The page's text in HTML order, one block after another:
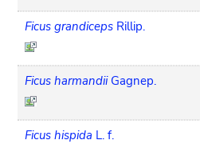
Ficus grandiceps Rillip.
Ficus harmandii Gagnep.
Ficus hispida L. f.